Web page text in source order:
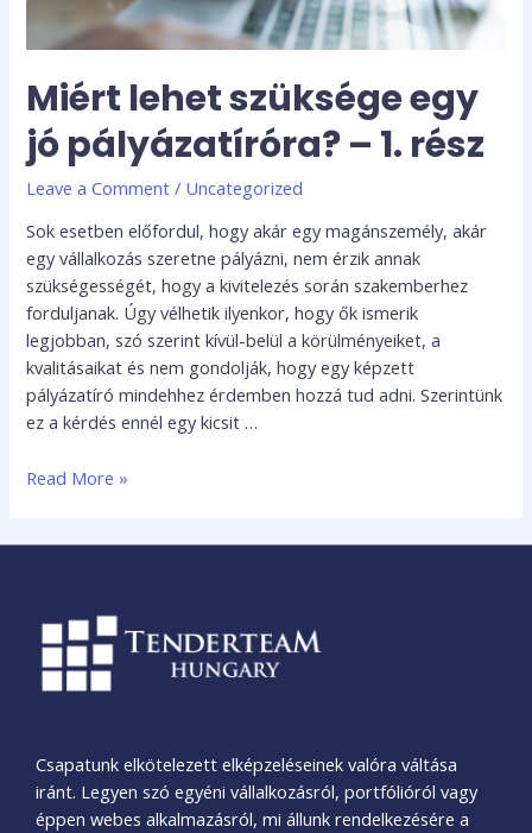
Miért lehet szüksége egy
jó pályázatíróra? – 1. rész
Leave a Comment / Uncategorized
Sok esetben előfordul, hogy akár egy magánszemély, akár
egy vállalkozás szeretne pályázni, nem érzik annak
szükségességét, hogy a kivitelezés során szakemberhez
forduljanak. Úgy vélhetik ilyenkor, hogy ők ismerik
legjobban, szó szerint kívül-belül a körülményeiket, a
kvalitásaikat és nem gondolják, hogy egy képzett
pályázatíró mindehhez érdemben hozzá tud adni. Szerintünk
ez a kérdés ennél egy kicsit …
Read More »
Csapatunk elkötelezett elképzeléseinek valóra váltása
iránt. Legyen szó egyéni vállalkozásról, portfólióról vagy
éppen webes alkalmazásról, mi állunk rendelkezésére a